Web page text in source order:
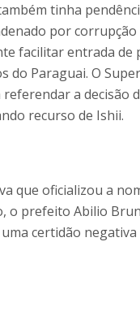
tinha
por corrupção
facilitar entrada de
do Paraguai. O
referendar a decisão
recurso de Ishii.
que oficializou a
o prefeito Abilio
certidão negativa